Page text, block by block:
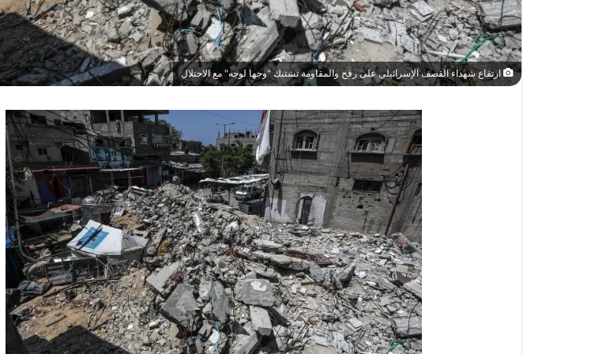
ارتفاع شهداء القصف الإسرائيلي على رفح والمقاومة تشتبك "وجها لوجه" مع الاحتلال